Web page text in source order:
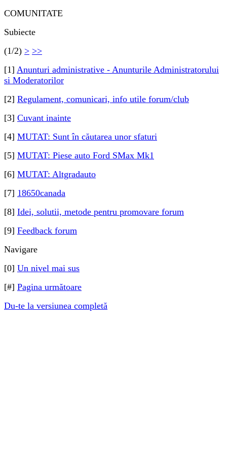
COMUNITATE
Subiecte
(1/2) > >>
[1] Anunturi administrative - Anunturile Administratorului
si Moderatorilor
[2] Regulament, comunicari, info utile forum/club
[3] Cuvant inainte
[4] MUTAT: Sunt în căutarea unor sfaturi
[5] MUTAT: Piese auto Ford SMax Mk1
[6] MUTAT: Altgradauto
[7] 18650canada
[8] Idei, solutii, metode pentru promovare forum
[9] Feedback forum
Navigare
[0] Un nivel mai sus
[#] Pagina următoare
Du-te la versiunea completă